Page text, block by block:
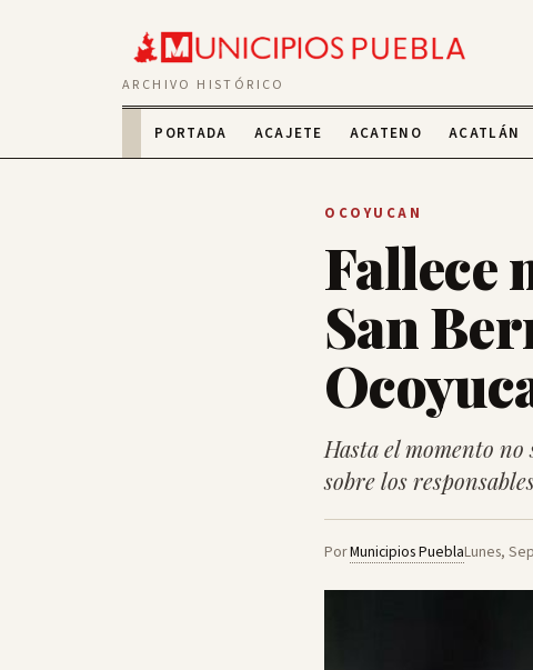
ARCHIVO HISTÓRICO
PORTADA ACAJETE ACATENO ACATLÁN
OCOYUCAN
Fallece
San
Hasta el momento
sobre los
PorMunicipios PueblaLunes,